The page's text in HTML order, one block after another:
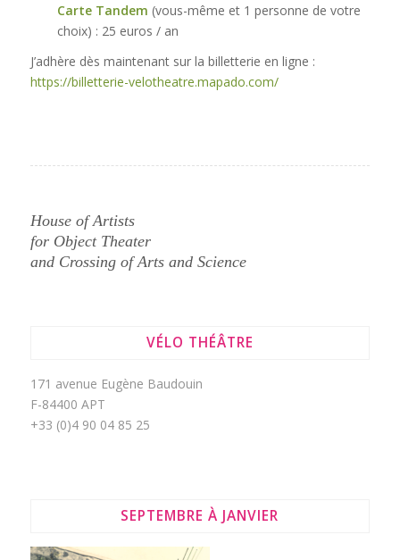
Carte Tandem (vous-même et 1 personne de votre
choix) : 25 euros / an
J’adhère dès maintenant sur la billetterie en ligne :
https://billetterie-velotheatre.mapado.com/
House of Artists
for Object Theater
and Crossing of Arts and Science
VÉLO THÉÂTRE
171 avenue Eugène Baudouin
F-84400 APT
+33 (0)4 90 04 85 25
SEPTEMBRE À JANVIER